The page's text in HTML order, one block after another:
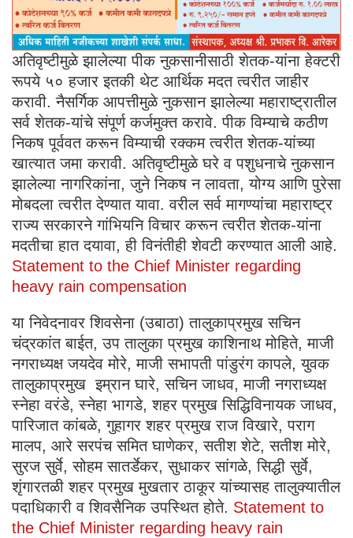
अतिवृष्टीमुळे झालेल्या पीक नुकसानीसाठी शेतक-यांना हेक्टरी
रूपये ५० हजार इतकी थेट आर्थिक मदत त्वरीत जाहीर
करावी. नैसर्गिक आपत्तीमुळे नुकसान झालेल्या महाराष्ट्रातील
सर्व शेतक-यांचे संपूर्ण कर्जमुक्त करावे. पीक विम्याचे कठीण
निकष पूर्ववत करून विम्याची रक्कम त्वरीत शेतक-यांच्या
खात्यात जमा करावी. अतिवृष्टीमुळे घरे व पशुधनाचे नुकसान
झालेल्या नागरिकांना, जुने निकष न लावता, योग्य आणि पुरेसा
मोबदला त्वरीत देण्यात यावा. वरील सर्व मागण्यांचा महाराष्ट्र
राज्य सरकारने गांभियनि विचार करून त्वरीत शेतक-यांना
मदतीचा हात दयावा, ही विनंतीही शेवटी करण्यात आली आहे.
Statement to the Chief Minister regarding
heavy rain compensation
या निवेदनावर शिवसेना (उबाठा) तालुकाप्रमुख सचिन
चंद्रकांत बाईत, उप तालुका प्रमुख काशिनाथ मोहिते, माजी
नगराध्यक्ष जयदेव मोरे, माजी सभापती पांडुरंग कापले, युवक
तालुकाप्रमुख इम्रान घारे, सचिन जाधव, माजी नगराध्यक्ष
स्नेहा वरंडे, स्नेहा भागडे, शहर प्रमुख सिद्धिविनायक जाधव,
पारिजात कांबळे, गुहागर शहर प्रमुख राज विखारे, पराग
मालप, आरे सरपंच समित घाणेकर, सतीश शेटे, सतीश मोरे,
सुरज सुर्वे, सोहम सातर्डेकर, सुधाकर सांगळे, सिद्धी सुर्वे,
शृंगारतळी शहर प्रमुख मुखतार ठाकूर यांच्यासह तालुक्यातील
पदाधिकारी व शिवसैनिक उपस्थित होते. Statement to
the Chief Minister regarding heavy rain